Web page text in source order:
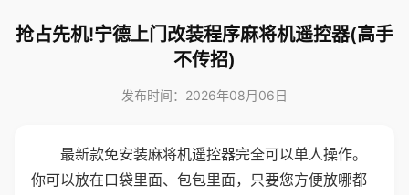
抢占先机!宁德上门改装程序麻将机遥控器(高手
不传招)
发布时间：2026年08月06日
最新款免安装麻将机遥控器完全可以单人操作。
你可以放在口袋里面、包包里面，只要您方便放哪都